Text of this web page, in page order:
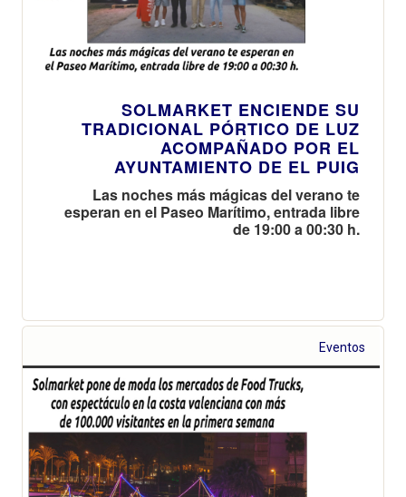
SOLMARKET ENCIENDE SU
TRADICIONAL PÓRTICO DE LUZ
ACOMPAÑADO POR EL
AYUNTAMIENTO DE EL PUIG
Las noches más mágicas del verano te
esperan en el Paseo Marítimo, entrada libre
de 19:00 a 00:30 h.
Eventos